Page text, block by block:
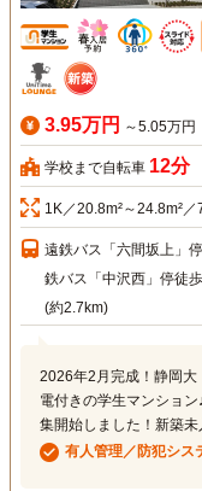
3.95万円 ～5.05万円
学校まで自転車 12分
1K／20.8m²～24.8m²
遠鉄バス「六間坂上」
鉄バス「中沢西」停徒
(約2.7km)
2026年2月完成！静岡大
電付きの学生マンショ
集開始しました！新築
有人管理／防犯シス